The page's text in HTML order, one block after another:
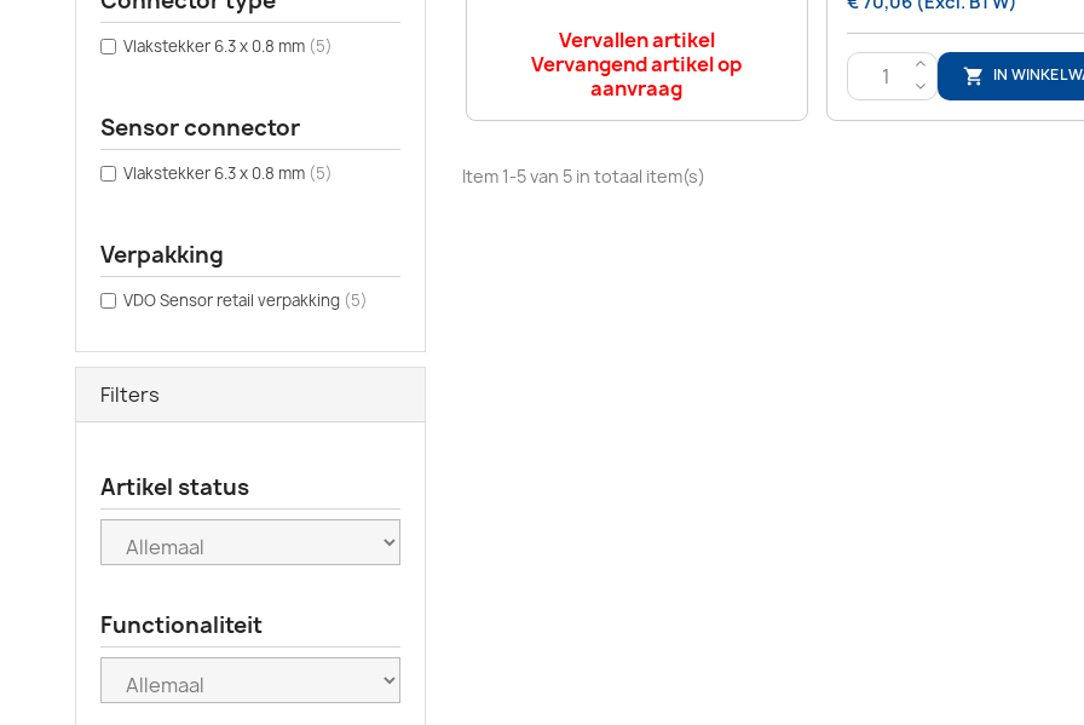
Vlakstekker 6.3 x 0.8 mm (5)
Sensor connector
Vlakstekker 6.3 x 0.8 mm (5)
Verpakking
VDO Sensor retail verpakking (5)
Filters
Artikel status
Functionaliteit
Vervallen artikel
Vervangend artikel op
aanvraag
>
<
 IN
Item 1-5 van 5 in totaal item(s)